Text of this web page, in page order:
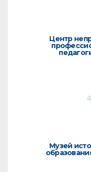
Центр
Музей